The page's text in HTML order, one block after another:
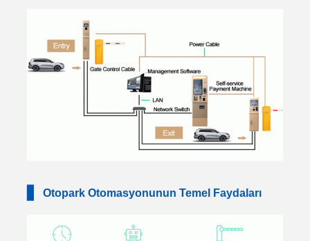
Otopark Otomasyonunun Temel Faydaları